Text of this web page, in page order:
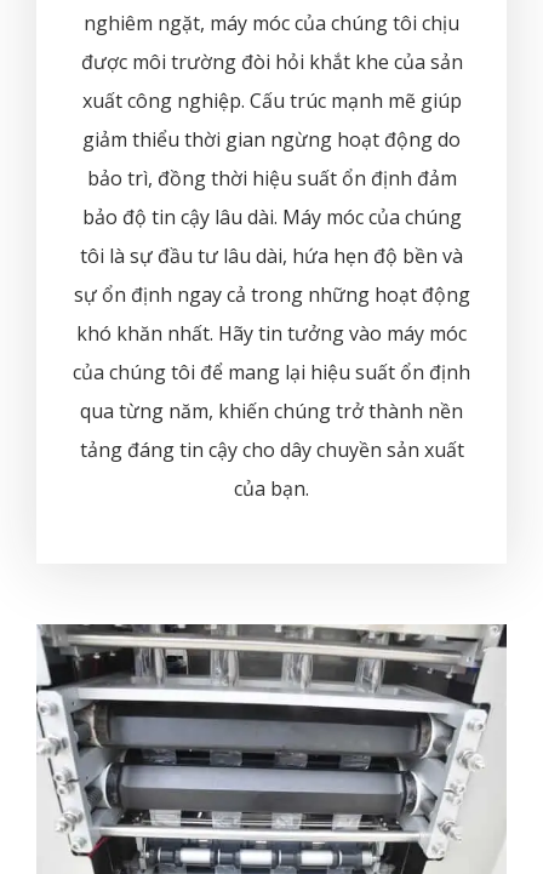
nghiêm ngặt, máy móc của chúng tôi chịu
được môi trường đòi hỏi khắt khe của sản
xuất công nghiệp. Cấu trúc mạnh mẽ giúp
giảm thiểu thời gian ngừng hoạt động do
bảo trì, đồng thời hiệu suất ổn định đảm
bảo độ tin cậy lâu dài. Máy móc của chúng
tôi là sự đầu tư lâu dài, hứa hẹn độ bền và
sự ổn định ngay cả trong những hoạt động
khó khăn nhất. Hãy tin tưởng vào máy móc
của chúng tôi để mang lại hiệu suất ổn định
qua từng năm, khiến chúng trở thành nền
tảng đáng tin cậy cho dây chuyền sản xuất
của bạn.